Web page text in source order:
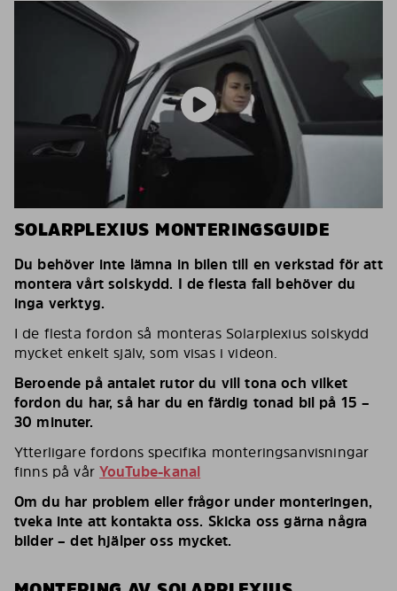
SOLARPLEXIUS MONTERINGSGUIDE
Du behöver inte lämna in bilen till en verkstad för att
montera vårt solskydd. I de flesta fall behöver du
inga verktyg.
I de flesta fordon så monteras Solarplexius solskydd
mycket enkelt själv, som visas i videon.
Beroende på antalet rutor du vill tona och vilket
fordon du har, så har du en färdig tonad bil på 15 –
30 minuter.
Ytterligare fordons specifika monteringsanvisningar
finns på vårYouTube-kanal
Om du har problem eller frågor under monteringen,
tveka inte att kontakta oss. Skicka oss gärna några
bilder – det hjälper oss mycket.